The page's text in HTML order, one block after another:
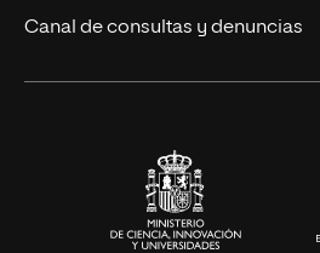
Eventos
Canal de consultas y denuncias